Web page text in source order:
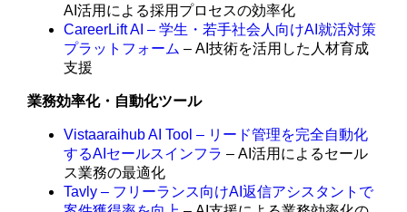
AI活用による採用プロセスの効率化
CareerLift AI – 学生・若手社会人向けAI就活対策
プラットフォーム – AI技術を活用した人材育成
支援
業務効率化・自動化ツール
Vistaaraihub AI Tool – リード管理を完全自動化
するAIセールスインフラ – AI活用によるセール
ス業務の最適化
Tavly – フリーランス向けAI返信アシスタントで